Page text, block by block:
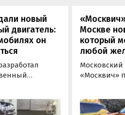
новый
двигатель:
он
414320.
Москве
который
любой
Московский
«Москвич»
которые